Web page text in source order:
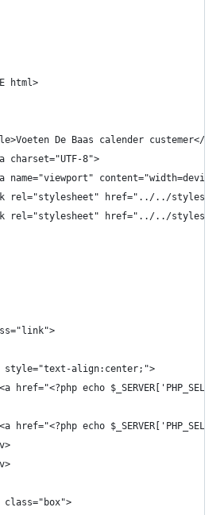
html>
De Baas calender custemer</
charset="UTF-8">
name="viewport"
rel="stylesheet" href="../../
rel="stylesheet" href="../../
style="text-align:center;">
href="<?php echo
href="<?php echo
class="box">